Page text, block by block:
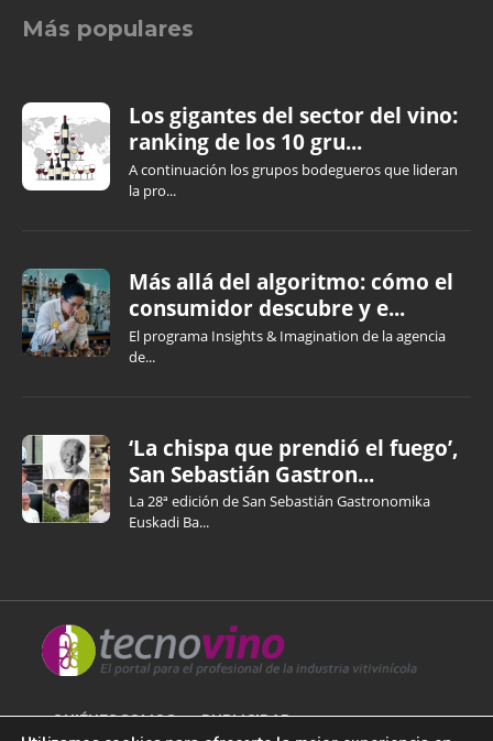
Más populares
Los gigantes del sector del vino:
ranking de los 10 gru...
A continuación los grupos bodegueros que lideran
la pro...
Más allá del algoritmo: cómo el
consumidor descubre y e...
El programa Insights & Imagination de la agencia
de...
‘La chispa que prendió el fuego’,
San Sebastián Gastron...
La 28ª edición de San Sebastián Gastronomika
Euskadi Ba...
QUIÉNES SOMOS PUBLICIDAD